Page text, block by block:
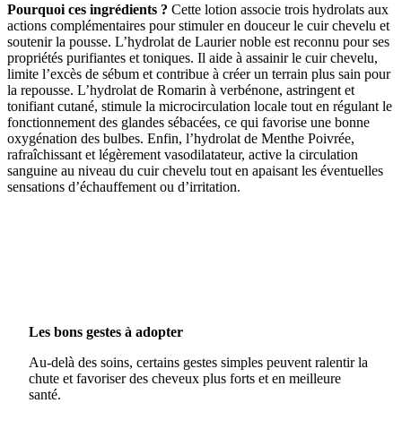
Pourquoi ces ingrédients ? Cette lotion associe trois hydrolats aux
actions complémentaires pour stimuler en douceur le cuir chevelu et
soutenir la pousse. L’hydrolat de Laurier noble est reconnu pour ses
propriétés purifiantes et toniques. Il aide à assainir le cuir chevelu,
limite l’excès de sébum et contribue à créer un terrain plus sain pour
la repousse. L’hydrolat de Romarin à verbénone, astringent et
tonifiant cutané, stimule la microcirculation locale tout en régulant le
fonctionnement des glandes sébacées, ce qui favorise une bonne
oxygénation des bulbes. Enfin, l’hydrolat de Menthe Poivrée,
rafraîchissant et légèrement vasodilatateur, active la circulation
sanguine au niveau du cuir chevelu tout en apaisant les éventuelles
sensations d’échauffement ou d’irritation.
Les bons gestes à adopter
Au-delà des soins, certains gestes simples peuvent ralentir la
chute et favoriser des cheveux plus forts et en meilleure
santé.